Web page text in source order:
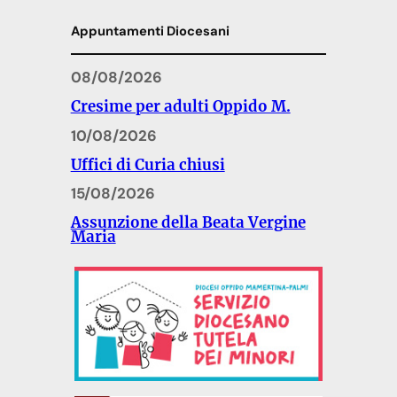
Appuntamenti Diocesani
08/08/2026
Cresime per adulti Oppido M.
10/08/2026
Uffici di Curia chiusi
15/08/2026
Assunzione della Beata Vergine
Maria